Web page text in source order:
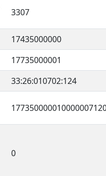
3307
17435000000
17735000001
33:26:010702:124
0